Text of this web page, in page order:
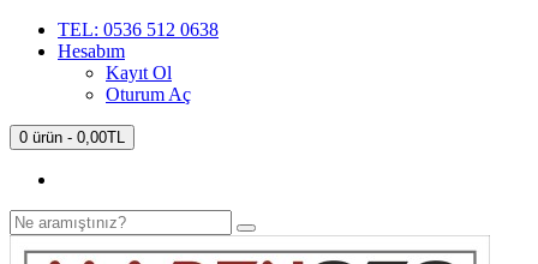
TEL: 0536 512 0638
Hesabım
Kayıt Ol
Oturum Aç
0 ürün - 0,00TL